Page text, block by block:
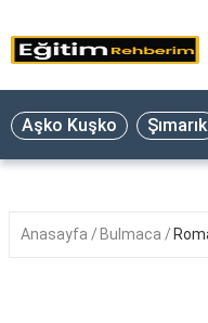
Aşko Kuşko Şımarık
Anasayfa Bulmaca